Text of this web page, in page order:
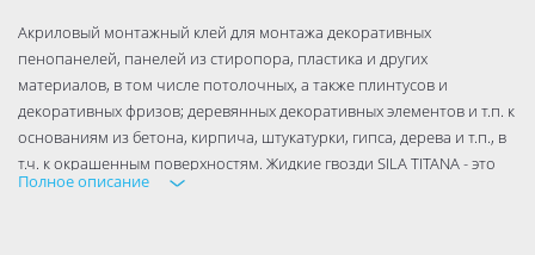
Акриловый монтажный клей для монтажа декоративных
пенопанелей, панелей из стиропора, пластика и других
материалов, в том числе потолочных, а также плинтусов и
декоративных фризов; деревянных декоративных элементов и т.п. к
основаниям из бетона, кирпича, штукатурки, гипса, дерева и т.п., в
т.ч. к окрашенным поверхностям. Жидкие гвозди SILA TITANA - это
универсальный клей на основе силикона, который позволяет
Полное описание